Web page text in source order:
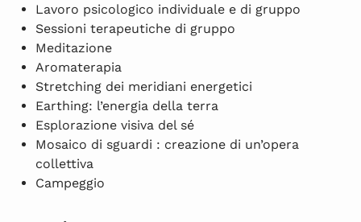
Lavoro psicologico individuale e di gruppo
Sessioni terapeutiche di gruppo
Meditazione
Aromaterapia
Stretching dei meridiani energetici
Earthing: l’energia della terra
Esplorazione visiva del sé
Mosaico di sguardi : creazione di un’opera
collettiva
Campeggio